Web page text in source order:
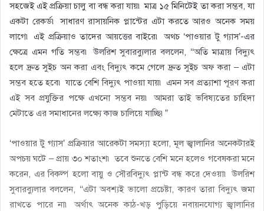
সহজেই এই প্রক্রিয়া চালু বা বন্ধ করা যায়৷ মাত্র ১৫ মিনিটেই তা করা সম্ভব, যা
একটা রেকর্ড৷ সাধারণ রাসায়নিক প্লান্টের এটা করতে আরও অনেক সময়
লাগে৷ এই প্রক্রিয়াও তাদের আয়ত্তের বাইরে৷ অথচ ‘পাওয়ার টু গ্যাস’-এর
ক্ষেত্রে এমন গতি সম্ভব৷ উলরিশ সুবারব্যুলার বললেন, ‘‘অতি মাত্রায় বিদ্যুৎ
হলে দ্রুত সুইচ অন করা এবং বিদ্যুৎ কমে গেলে দ্রুত সুইচ অফ করা – এটা
সম্ভব হতে হবে৷ যাতে বেশি বিদ্যুৎ পাওয়া যায়৷ এমন সব প্রত্যাশা পূরণ করা
এই সব প্রযুক্তির পক্ষে এখনো সম্ভব নয়৷ আমরা তাই ভবিষ্যতের চাহিদা
মেটাতে এর সমাধানের লক্ষ্যে কাজ চালিয়ে যাচ্ছি৷”
‘পাওয়ার টু গ্যাস’ প্রক্রিয়ার আরেকটা সমস্যা হলো, মূল জ্বালানির অনেকটারই
অপচয় ঘটে – প্রায় ৩০ শতাংশ৷ তবে শুনতে বেশি মনে হলেও গবেষকরা মনে
করেন, এর বিকল্প হলো বায়ু ও সৌরবিদ্যুৎ প্লান্ট বন্ধ করে দেওয়া৷ উলরিশ
সুবারব্যুলার বললেন, ‘‘এটা অবশ্যই ভালো প্রচেষ্টা, কারণ তারা বিদ্যুৎ জমা
রাখতে পারে না৷ অর্থাৎ অনেক কাঠ-খড় পুড়িয়ে নবায়নযোগ্য জ্বালানির